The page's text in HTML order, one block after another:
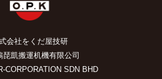
会社をくだ屋技研
琵凱搬運机機有限公司
CORPORATION SDN BHD